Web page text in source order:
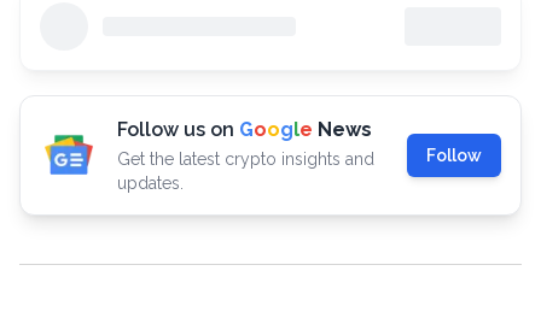
Follow us on Google News
Get the latest crypto insights and
updates.
Follow